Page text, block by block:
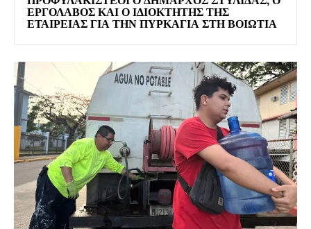
ΕΡΓΟΛΑΒΟΣ ΚΑΙ Ο ΙΔΙΟΚΤΗΤΗΣ ΤΗΣ
ΕΤΑΙΡΕΙΑΣ ΓΙΑ ΤΗΝ ΠΥΡΚΑΓΙΑ ΣΤΗ ΒΟΙΩΤΙΑ